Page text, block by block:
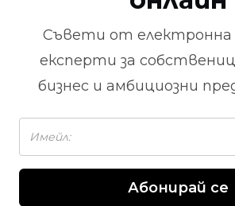
Съвети от
експерти за
бизнес и амбициозни
Абонирай се